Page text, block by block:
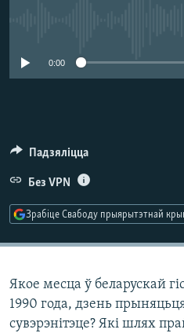
0:00
Падзяліцца
Без VPN
Зрабіце Свабоду прыярытэтнай
Якое месца ў беларускай
1990 года, дзень
сувэрэнітэце? Які шлях